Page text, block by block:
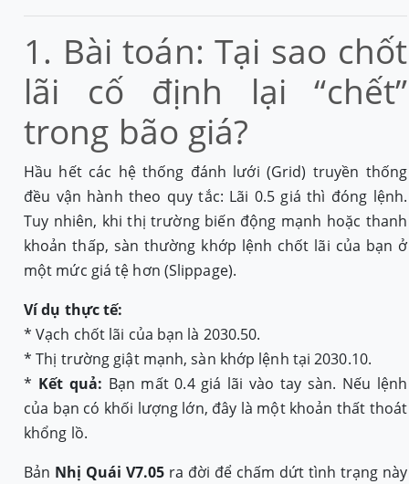
1. Bài toán: Tại sao chốt
lãi cố định lại “chết”
trong bão giá?
Hầu hết các hệ thống đánh lưới (Grid) truyền thống
đều vận hành theo quy tắc: Lãi 0.5 giá thì đóng lệnh.
Tuy nhiên, khi thị trường biến động mạnh hoặc thanh
khoản thấp, sàn thường khớp lệnh chốt lãi của bạn ở
một mức giá tệ hơn (Slippage).
Ví dụ thực tế:
* Vạch chốt lãi của bạn là 2030.50.
* Thị trường giật mạnh, sàn khớp lệnh tại 2030.10.
* Kết quả: Bạn mất 0.4 giá lãi vào tay sàn. Nếu lệnh
của bạn có khối lượng lớn, đây là một khoản thất thoát
khổng lồ.
Bản Nhị Quái V7.05 ra đời để chấm dứt tình trạng này